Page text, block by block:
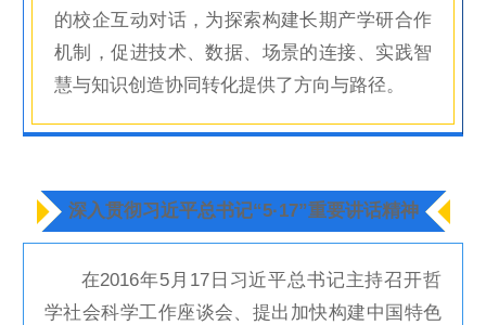
的校企互动对话，为探索构建长期产学研合作
机制，促进技术、数据、场景的连接、实践智
慧与知识创造协同转化提供了方向与路径。
深入贯彻习近平总书记“5·17”重要讲话精神
在2016年5月17日习近平总书记主持召开哲
学社会科学工作座谈会、提出加快构建中国特色